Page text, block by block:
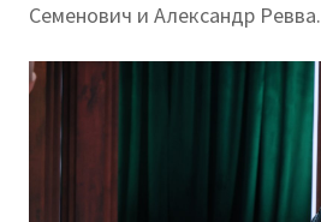
Семенович и Александр Ревва.